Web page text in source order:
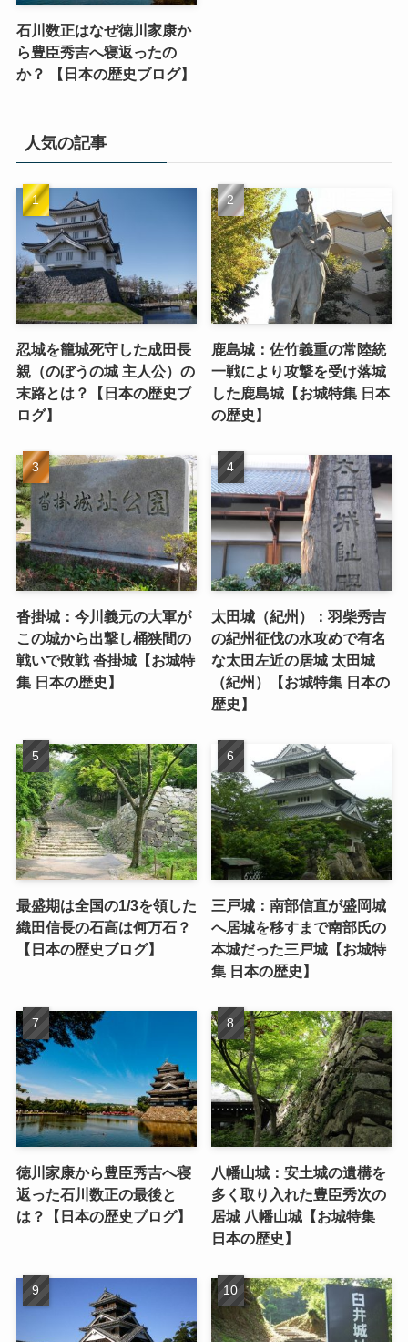
石川数正はなぜ徳川家康か
ら豊臣秀吉へ寝返ったの
か？ 【日本の歴史ブログ】
人気の記事
忍城を籠城死守した成田長
親（のぼうの城 主人公）の
末路とは？【日本の歴史ブ
ログ】
鹿島城：佐竹義重の常陸統
一戦により攻撃を受け落城
した鹿島城【お城特集 日本
の歴史】
沓掛城：今川義元の大軍が
この城から出撃し桶狭間の
戦いで敗戦 沓掛城【お城特
集 日本の歴史】
太田城（紀州）：羽柴秀吉
の紀州征伐の水攻めで有名
な太田左近の居城 太田城
（紀州）【お城特集 日本の
歴史】
最盛期は全国の1/3を領した
織田信長の石高は何万石？
【日本の歴史ブログ】
三戸城：南部信直が盛岡城
へ居城を移すまで南部氏の
本城だった三戸城【お城特
集 日本の歴史】
徳川家康から豊臣秀吉へ寝
返った石川数正の最後と
は？【日本の歴史ブログ】
八幡山城：安土城の遺構を
多く取り入れた豊臣秀次の
居城 八幡山城【お城特集
日本の歴史】